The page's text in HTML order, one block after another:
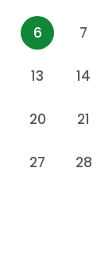
6 7
13 14
20 21
27 28